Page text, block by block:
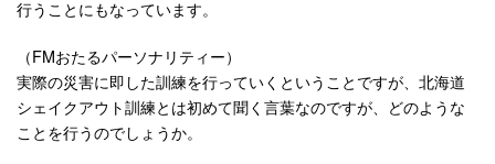
行うことにもなっています。
（FMおたるパーソナリティー）
実際の災害に即した訓練を行っていくということですが、北海道
シェイクアウト訓練とは初めて聞く言葉なのですが、どのような
ことを行うのでしょうか。